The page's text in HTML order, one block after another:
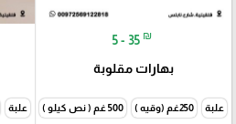
5 - 35 ₪
بهارات مقلوبة
علبة 250غم (وقيه ) 500 غم ( نص كيلو ) 1000غم (كيلو )
علبة